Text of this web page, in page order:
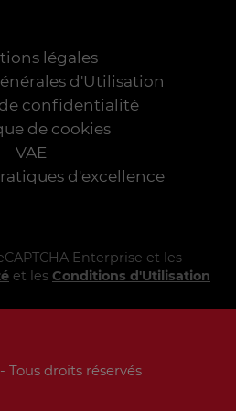
légales
d'Utilisation
confidentialité
de cookies
VAE
d'excellence
Enterprise et les
et les Conditions d'Utilisation
Tous droits réservés